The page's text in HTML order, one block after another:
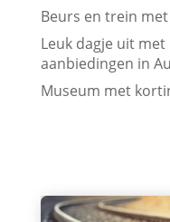
Beurs en trein
Leuk dagje uit
aanbiedingen in
Museum met